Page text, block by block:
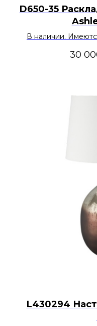
D650-35
В наличии.
30
L430294